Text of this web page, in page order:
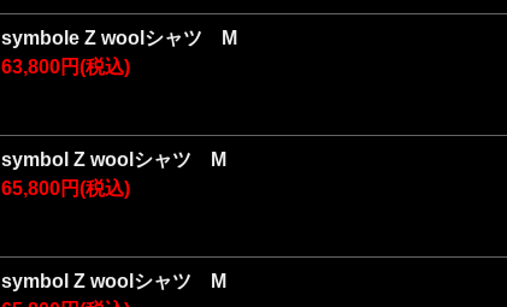
symbole Z woolシャツ M
63,800円(税込)
symbol Z woolシャツ M
65,800円(税込)
symbol Z woolシャツ M